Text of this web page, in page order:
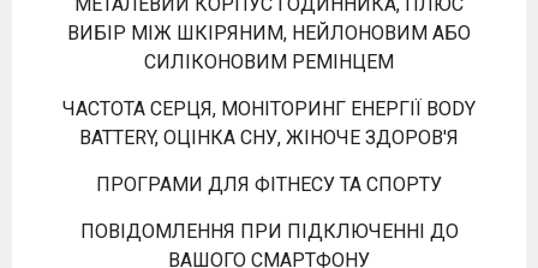
ВИБІР МІЖ ШКІРЯНИМ, НЕЙЛОНОВИМ АБО
СИЛІКОНОВИМ РЕМІНЦЕМ
ЧАСТОТА СЕРЦЯ, МОНІТОРИНГ ЕНЕРГІЇ BODY
BATTERY, ОЦІНКА СНУ, ЖІНОЧЕ ЗДОРОВ'Я
ПРОГРАМИ ДЛЯ ФІТНЕСУ ТА СПОРТУ
ПОВІДОМЛЕННЯ ПРИ ПІДКЛЮЧЕННІ ДО
ВАШОГО СМАРТФОНУ